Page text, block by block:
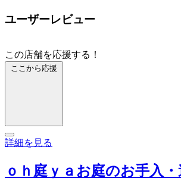
ユーザーレビュー
この店舗を応援する！
ここから応援
詳細を見る
ｏｈ庭ｙａお庭のお手入